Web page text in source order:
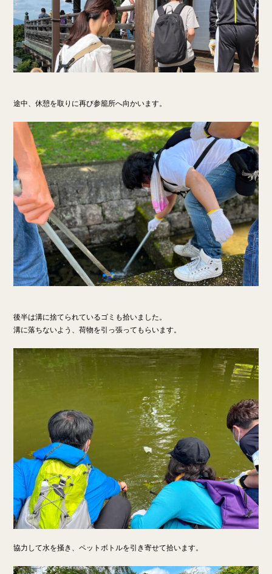
途中、休憩を取りに再び参籠所へ向かいます。
後半は溝に捨てられているゴミも拾いました。
溝に落ちないよう、荷物を引っ張ってもらいます。
協力して水を掻き、ペットボトルを引き寄せて拾います。